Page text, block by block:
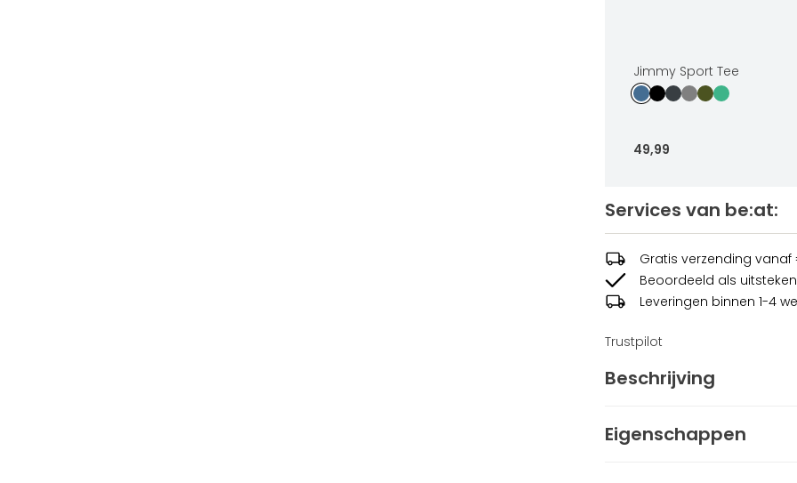
Jimmy Sport Tee
49,99
Jimmy Sport Tee
In
Services van be:at:
Gratis verzending vanaf
Beoordeeld als
Leveringen binnen 1-4
Trustpilot
Beschrijving
meebeweegt. De zakken zijn
Eigenschappen